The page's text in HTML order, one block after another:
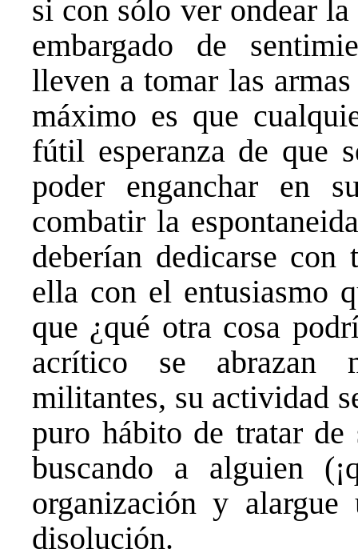
si con sólo ver ondear
embargado de
lleven a tomar las
máximo es que
fútil esperanza de que
poder enganchar en
combatir la
deberían dedicarse con
ella con el entusiasmo
que ¿qué otra cosa
acrítico se abrazan
militantes, su actividad
puro hábito de tratar
buscando a alguien
organización y
disolución.